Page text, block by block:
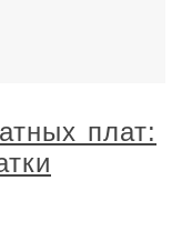
плат: